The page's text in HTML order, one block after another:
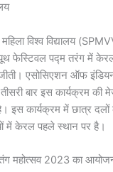
महिला विश्व विद्यालय
फेस्टिवल पद्म तरंग में केरल
एसोसिएशन ऑफ
बार इस कार्यक्रम की
इस कार्यक्रम में छात्र
में केरल पहले स्थान पर है।
महोत्सव 2023 का